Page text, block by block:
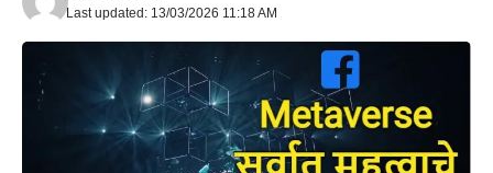
Last updated: 13/03/2026 11:18 AM